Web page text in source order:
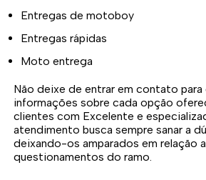
Entregas de motoboy
Entregas rápidas
Moto entrega
Não deixe de entrar em contato para
informações sobre cada opção
clientes com Excelente e
atendimento busca sempre sanar a
deixando-os amparados em relação
questionamentos do ramo.